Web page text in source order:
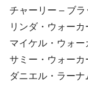
チャーリー – ブ
リンダ・ウォー
マイケル・ウォ
サミー・ウォーカ
ダニエル・ラー